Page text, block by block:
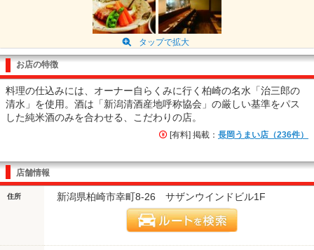
タップで拡大
お店の特徴
料理の仕込みには、オーナー自らくみに行く柏崎の名水「治三郎の
清水」を使用。酒は「新潟清酒産地呼称協会」の厳しい基準をパス
した純米酒のみを合わせる、こだわりの店。
[有料] 掲載： 長岡うまい店（236件）
店舗情報
住所 新潟県柏崎市幸町8-26 サザンウインドビル1F